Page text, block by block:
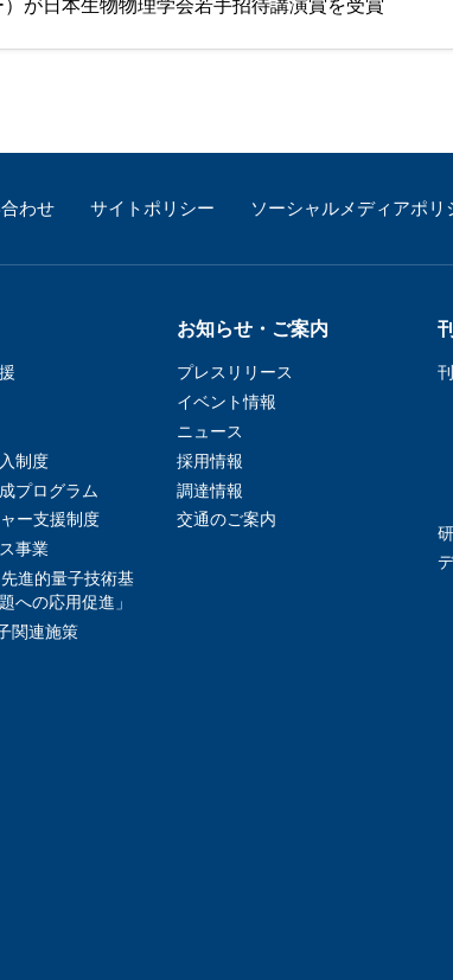
が日本生物物理学会若手招待講演賞を受賞
わせ サイトポリシー ソーシャルメディアポリ
制度
プログラム
ー支援制度
事業
進的量子技術基
への応用促進」
関連施策
お知らせ・ご案内
プレスリリース
イベント情報
ニュース
採用情報
調達情報
交通のご案内